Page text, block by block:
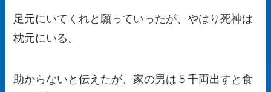
足元にいてくれと願っていったが、やはり死神は
枕元にいる。
助からないと伝えたが、家の男は５千両出すと食